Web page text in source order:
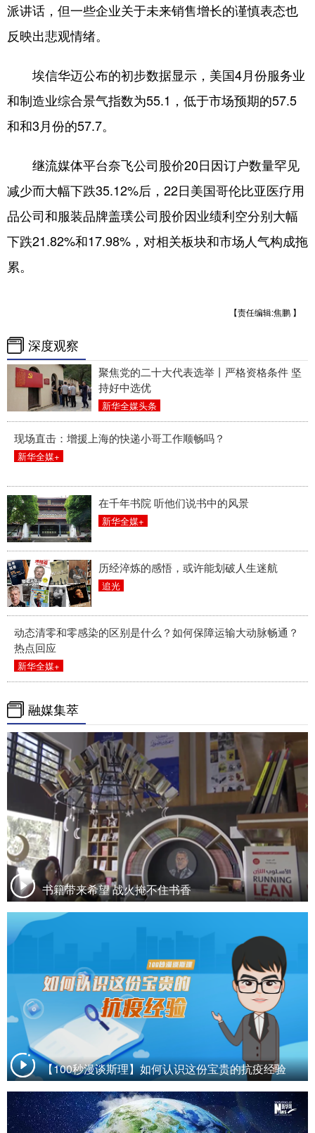
派讲话，但一些企业关于未来销售增长的谨慎表态也
反映出悲观情绪。
埃信华迈公布的初步数据显示，美国4月份服务业
和制造业综合景气指数为55.1，低于市场预期的57.5
和和3月份的57.7。
继流媒体平台奈飞公司股价20日因订户数量罕见
减少而大幅下跌35.12%后，22日美国哥伦比亚医疗用
品公司和服装品牌盖璞公司股价因业绩利空分别大幅
下跌21.82%和17.98%，对相关板块和市场人气构成拖
累。
【责任编辑:焦鹏 】
深度观察
聚焦党的二十大代表选举丨严格资格条件 坚
持好中选优
新华全媒头条
现场直击：增援上海的快递小哥工作顺畅吗？
新华全媒+
在千年书院 听他们说书中的风景
新华全媒+
历经淬炼的感悟，或许能划破人生迷航
追光
动态清零和零感染的区别是什么？如何保障运输大动脉畅通？
热点回应
新华全媒+
融媒集萃
书籍带来希望 战火掩不住书香
【100秒漫谈斯理】如何认识这份宝贵的抗疫经验